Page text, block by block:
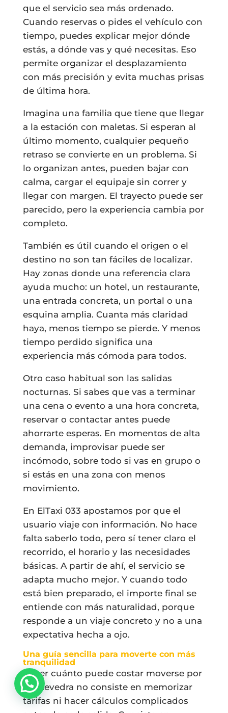
que el servicio sea más ordenado.
Cuando reservas o pides el vehículo con
tiempo, puedes explicar mejor dónde
estás, a dónde vas y qué necesitas. Eso
permite organizar el desplazamiento
con más precisión y evita muchas prisas
de última hora.
Imagina una familia que tiene que llegar
a la estación con maletas. Si esperan al
último momento, cualquier pequeño
retraso se convierte en un problema. Si
lo organizan antes, pueden bajar con
calma, cargar el equipaje sin correr y
llegar con margen. El trayecto puede ser
parecido, pero la experiencia cambia por
completo.
También es útil cuando el origen o el
destino no son tan fáciles de localizar.
Hay zonas donde una referencia clara
ayuda mucho: un hotel, un restaurante,
una entrada concreta, un portal o una
esquina amplia. Cuanta más claridad
haya, menos tiempo se pierde. Y menos
tiempo perdido significa una
experiencia más cómoda para todos.
Otro caso habitual son las salidas
nocturnas. Si sabes que vas a terminar
una cena o evento a una hora concreta,
reservar o contactar antes puede
ahorrarte esperas. En momentos de alta
demanda, improvisar puede ser
incómodo, sobre todo si vas en grupo o
si estás en una zona con menos
movimiento.
En ElTaxi 033 apostamos por que el
usuario viaje con información. No hace
falta saberlo todo, pero sí tener claro el
recorrido, el horario y las necesidades
básicas. A partir de ahí, el servicio se
adapta mucho mejor. Y cuando todo
está bien preparado, el importe final se
entiende con más naturalidad, porque
responde a un viaje concreto y no a una
expectativa hecha a ojo.
Una guía sencilla para moverte con más
tranquilidad
Saber cuánto puede costar moverse por
Pontevedra no consiste en memorizar
tarifas ni hacer cálculos complicados